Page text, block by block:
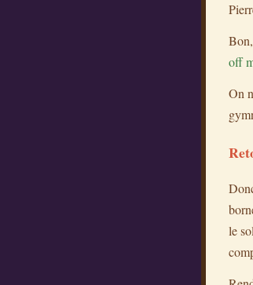
off
On
le